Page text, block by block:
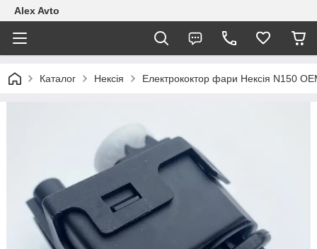
Alex Avto
Каталог Нексія Електрококтор фари Нексія N150